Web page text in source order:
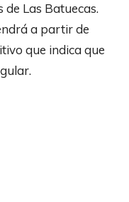
Las Batuecas.
a partir de
que indica que